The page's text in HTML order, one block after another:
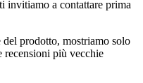
invitiamo a contattare prima
del prodotto, mostriamo solo
più vecchie